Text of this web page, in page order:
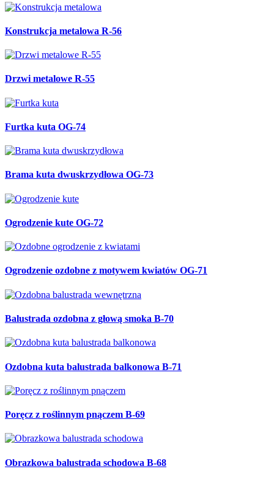
Konstrukcja metalowa R-56
Drzwi metalowe R-55
Furtka kuta OG-74
Brama kuta dwuskrzydłowa OG-73
Ogrodzenie kute OG-72
Ogrodzenie ozdobne z motywem kwiatów OG-71
Balustrada ozdobna z głową smoka B-70
Ozdobna kuta balustrada balkonowa B-71
Poręcz z roślinnym pnączem B-69
Obrazkowa balustrada schodowa B-68